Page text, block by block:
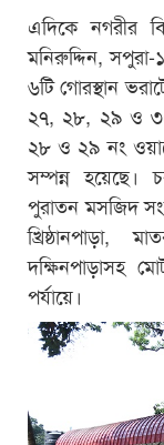
এদিকে নগরীর
মনিরুদ্দিন,
৬টি গোরস্থান
২৭, ২৮, ২৯ ও ৩০
২৮ ও ২৯ নং
সম্পন্ন হয়েছে।
পুরাতন মসজিদ
খ্রিষ্ঠানপাড়া,
দক্ষিনপাড়াসহ
পর্যায়ে।